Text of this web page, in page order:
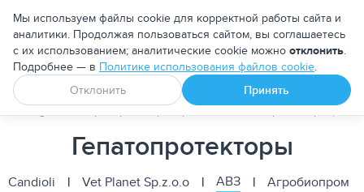
Москва
Апоквел Ветмедин От блох и клещей
PetDog Ветеринарные препараты Гепатопротекторы (для
Гепатопротекторы
Candioli | Vet Planet Sp.z.o.o | АВЗ | Агробиопром
Мы используем файлы cookie для корректной работы сайта и
аналитики. Продолжая пользоваться сайтом, вы соглашаетесь
с их использованием; аналитические cookie можно отклонить.
Подробнее — в Политике использования файлов cookie.
Отклонить
Принять